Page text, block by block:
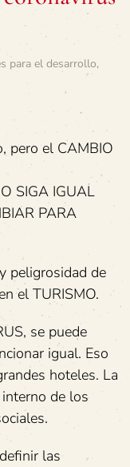
para el desarrollo,
pero el CAMBIO
SIGA IGUAL
PARA
peligrosidad de
el TURISMO.
se puede
igual. Eso
hoteles. La
de los
las